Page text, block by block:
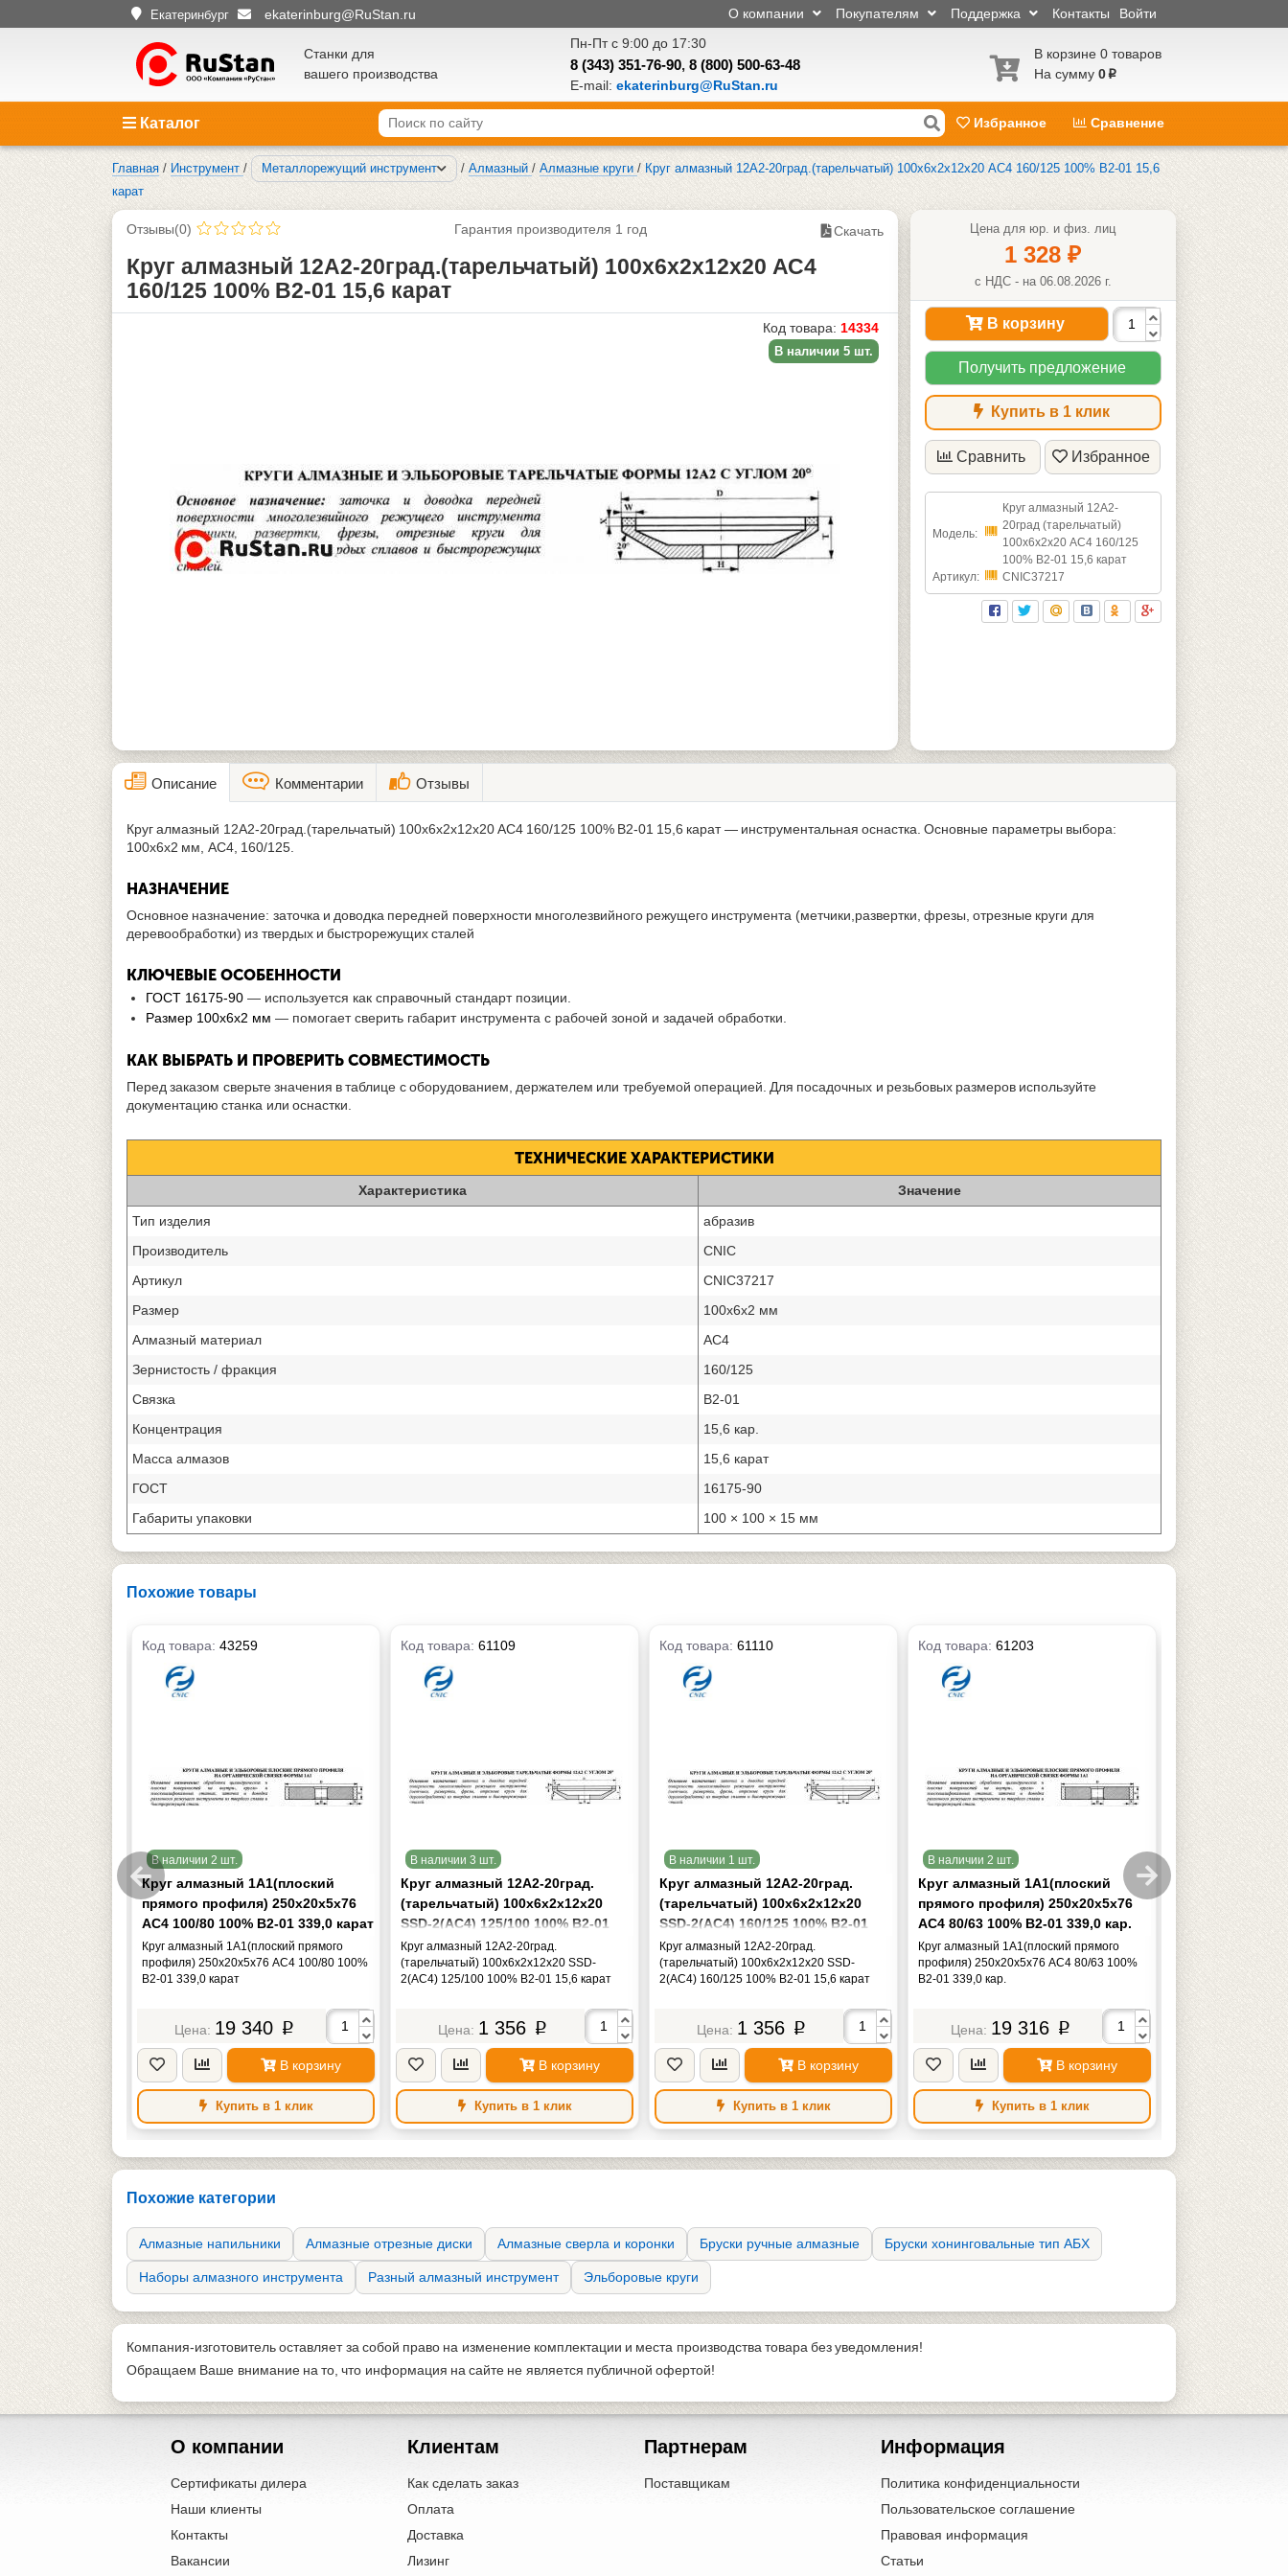
Екатеринбург ekaterinburg@RuStan.ru Войти
Контакты
Поддержка
Покупателям
О компании
Станки для
вашего производства
Пн-Пт с 9:00 до 17:30
8 (343) 351-76-90, 8 (800) 500-63-48
E-mail: ekaterinburg@RuStan.ru
В корзине 0 товаров
На сумму 0 p
Каталог Избранное Сравнение
Главная / Инструмент / Металлорежущий инструмент / Алмазный / Алмазные круги / Круг алмазный 12А2-20град.(тарельчатый) 100х6х2х12х20 АС4 160/125 100% В2-01 15,6
карат
Отзывы(0) Гарантия производителя 1 год Скачать
Круг алмазный 12А2-20град.(тарельчатый) 100х6х2х12х20 АС4
160/125 100% В2-01 15,6 карат
Код товара: 14334
В наличии 5 шт.
Цена для юр. и физ. лиц
1 328₽
с НДС - на 06.08.2026 г.
В корзину
Получить предложение
Купить в 1 клик
Сравнить Избранное
Модель:
Круг алмазный 12А2-
20град (тарельчатый)
100х6х2х20 АС4 160/125
100% В2-01 15,6 карат
Артикул:
CNIC37217
Описание Комментарии Отзывы
Круг алмазный 12А2-20град.(тарельчатый) 100х6х2х12х20 АС4 160/125 100% В2-01 15,6 карат — инструментальная оснастка. Основные параметры выбора:
100х6х2 мм, АС4, 160/125.
НАЗНАЧЕНИЕ
Основное назначение: заточка и доводка передней поверхности многолезвийного режущего инструмента (метчики,развертки, фрезы, отрезные круги для
деревообработки) из твердых и быстрорежущих сталей
КЛЮЧЕВЫЕ ОСОБЕННОСТИ
ГОСТ 16175-90 — используется как справочный стандарт позиции.
Размер 100х6х2 мм — помогает сверить габарит инструмента с рабочей зоной и задачей обработки.
КАК ВЫБРАТЬ И ПРОВЕРИТЬ СОВМЕСТИМОСТЬ
Перед заказом сверьте значения в таблице с оборудованием, держателем или требуемой операцией. Для посадочных и резьбовых размеров используйте
документацию станка или оснастки.
ТЕХНИЧЕСКИЕ ХАРАКТЕРИСТИКИ
Характеристика
Значение
Тип изделия
абразив
Производитель
CNIC
Артикул
CNIC37217
Размер
100х6х2 мм
Алмазный материал
АС4
Зернистость / фракция
160/125
Связка
В2-01
Концентрация
15,6 кар.
Масса алмазов
15,6 карат
ГОСТ
16175-90
Габариты упаковки
100 × 100 × 15 мм
Похожие товары
прямого
p
В корзину
Код товара: 43259
В наличии 2 шт.
Круг алмазный 1А1(плоский
прямого профиля) 250х20х5х76
АС4 100/80 100% В2-01 339,0 карат
Круг алмазный 1А1(плоский прямого
профиля) 250х20х5х76 АС4 100/80 100%
В2-01 339,0 карат
19 340 p
В корзину
Купить в 1 клик
Код товара: 61109
В наличии 3 шт.
Круг алмазный 12А2-20град.
(тарельчатый) 100х6х2х12х20
SSD-2(АС4) 125/100 100% В2-01
15,6 карат "CNIC"
Круг алмазный 12А2-20град.
(тарельчатый) 100х6х2х12х20 SSD-
2(АС4) 125/100 100% В2-01 15,6 карат
1 356 p
В корзину
Купить в 1 клик
Код товара: 61110
В наличии 1 шт.
Круг алмазный 12А2-20град.
(тарельчатый) 100х6х2х12х20
SSD-2(АС4) 160/125 100% В2-01
15,6 карат "CNIC"
Круг алмазный 12А2-20град.
(тарельчатый) 100х6х2х12х20 SSD-
2(АС4) 160/125 100% В2-01 15,6 карат
1 356 p
В корзину
Купить в 1 клик
Код товара: 61203
В наличии 2 шт.
Круг алмазный 1А1(плоский
прямого профиля) 250х20х5х76
АС4 80/63 100% В2-01 339,0 кар.
Круг алмазный 1А1(плоский прямого
профиля) 250х20х5х76 АС4 80/63 100%
В2-01 339,0 кар.
19 316 p
В корзину
Купить в 1 клик
Код товара:
В наличии 19 шт.
100/80, 100%
Круг алмазный
Похожие категории
Алмазные напильники Алмазные отрезные диски Алмазные сверла и коронки Бруски ручные алмазные Бруски хонинговальные тип АБХ
Наборы алмазного инструмента Разный алмазный инструмент Эльборовые круги
Компания-изготовитель оставляет за собой право на изменение комплектации и места производства товара без уведомления!
Обращаем Ваше внимание на то, что информация на сайте не является публичной офертой!
О компании
Сертификаты дилера
Наши клиенты
Контакты
Вакансии
Клиентам
Как сделать заказ
Оплата
Доставка
Лизинг
Партнерам
Поставщикам
Информация
Политика конфиденциальности
Пользовательское соглашение
Правовая информация
Статьи